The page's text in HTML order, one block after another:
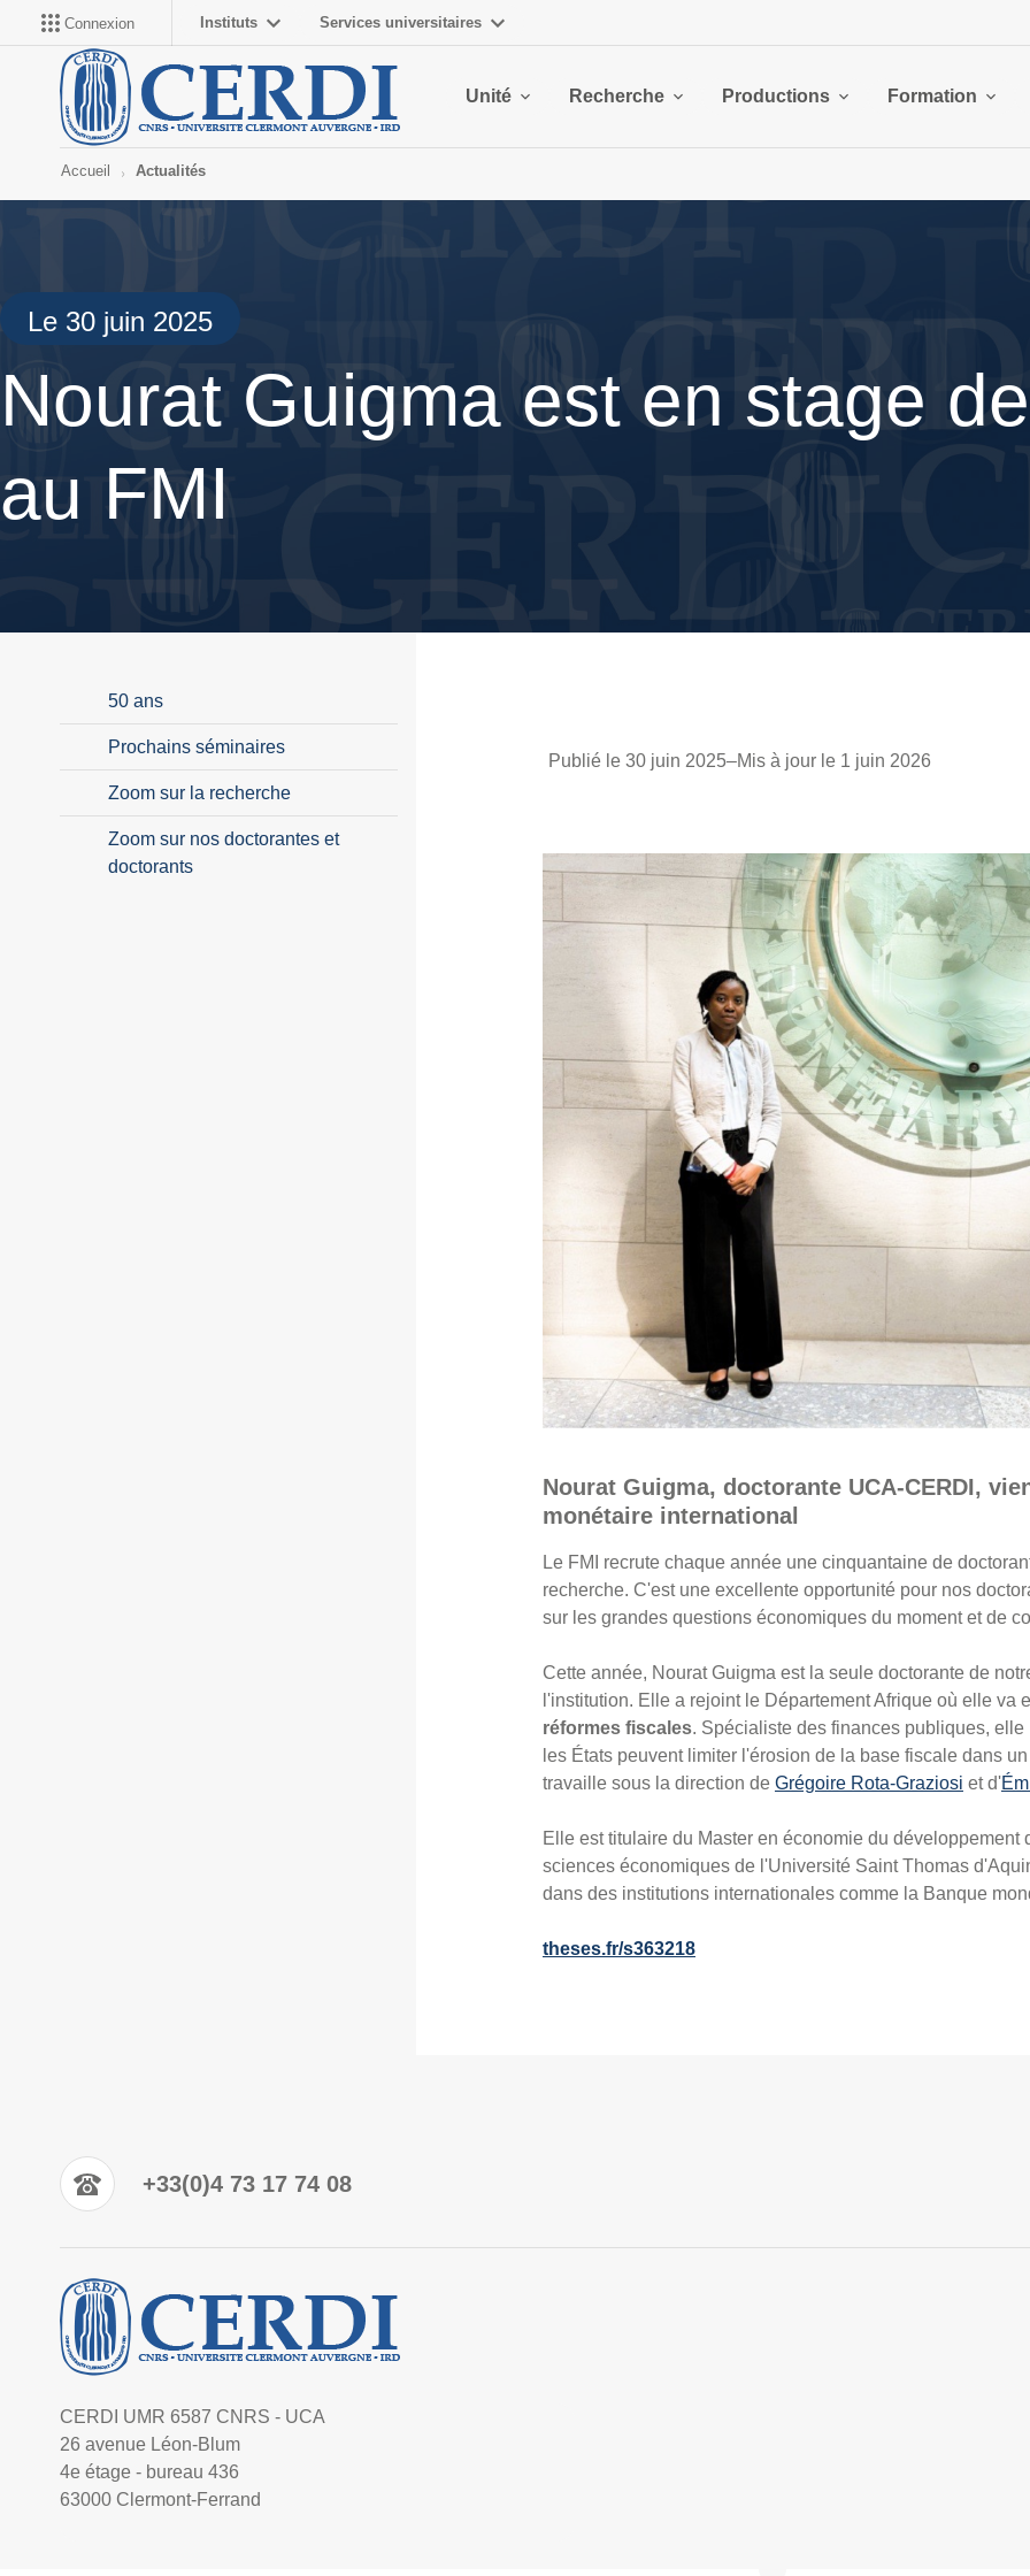
Connexion Instituts Services universitaires
Unité Recherche Productions Formation
Accueil Actualités
Le 30 juin 2025
Nourat Guigma est en stage
au FMI
Publié le 30 juin 2025–Mis à jour le 1 juin 2026
Nourat Guigma, doctorante UCA-CERDI,
monétaire international
Le FMI recrute chaque année une cinquantaine de
recherche. C'est une excellente opportunité pour nos
sur les grandes questions économiques du moment et de
Cette année, Nourat Guigma est la seule doctorante de
l'institution. Elle a rejoint le Département Afrique où elle va
réformes fiscales. Spécialiste des finances publiques,
les États peuvent limiter l'érosion de la base fiscale dans
travaille sous la direction de Grégoire Rota-Graziosi et d'
Elle est titulaire du Master en économie du développement
sciences économiques de l'Université Saint Thomas
dans des institutions internationales comme la Banque
theses.fr/s363218
50 ans
Prochains séminaires
Zoom sur la recherche
Zoom sur nos doctorantes et
doctorants
+33(0)4 73 17 74 08
CERDI UMR 6587 CNRS - UCA
26 avenue Léon-Blum
4e étage - bureau 436
63000 Clermont-Ferrand